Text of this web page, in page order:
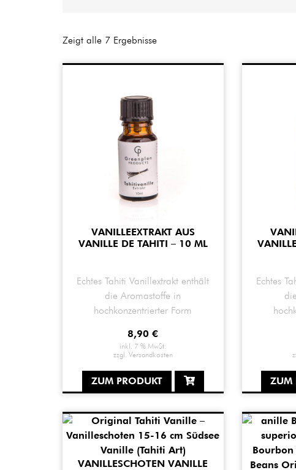
Zeigt alle 7 Ergebnisse
VANILLEEXTRAKT AUS
VANILLE DE TAHITI – 10 ML
Echtes Tahiti Vanillextrakt enthält
die Aromastoffe in
hochkonzentrierter Form
8,90€
inkl. 7 % MwSt.
zzgl. Versandkosten
ZUM PRODUKT
Echtes
ZUM
VANILLESCHOTEN VANILLE